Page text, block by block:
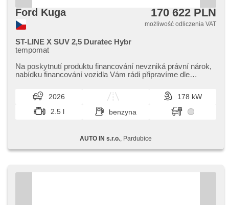
Ford Kuga 170 622 PLN
możliwość odliczenia VAT
ST-LINE X SUV 2,5 Duratec Hybr
tempomat
Na poskytnutí produktu financování nevzniká právní nárok,​
nabídku financování vozidla Vám rádi připravíme dle
2026
178 kW
2.5 l
benzyna
AUTO IN s.r.o. , Pardubice